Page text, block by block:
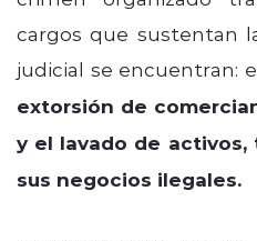
cargos que sustentan
judicial se encuentran:
extorsión de
y el lavado de
sus negocios ilegales.